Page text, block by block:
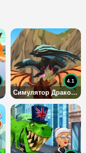
Симулятор Дракона 3Д
4.1